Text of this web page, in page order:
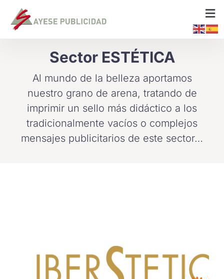
Sector ESTÉTICA
Al mundo de la belleza aportamos
nuestro grano de arena, tratando de
imprimir un sello más didáctico a los
tradicionalmente vacíos o complejos
mensajes publicitarios de este sector…